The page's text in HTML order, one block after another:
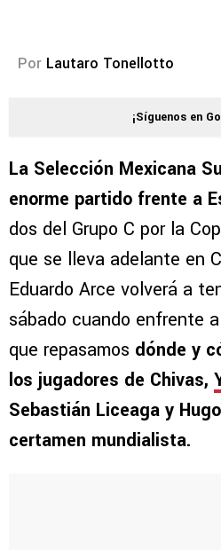
Por Lautaro Tonellotto
¡Síguenos en
La Selección Mexicana
enorme partido frente a
dos del Grupo C por la
que se lleva adelante en
Eduardo Arce volverá a
sábado cuando enfrente
que repasamos dónde y
los jugadores de Chivas,
Sebastián Liceaga y
certamen mundialista.